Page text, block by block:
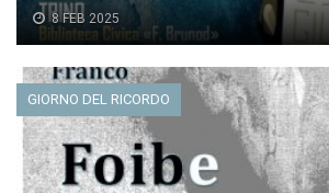
8 FEB 2025
GIORNO DEL RICORDO